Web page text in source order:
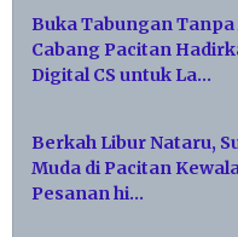
Buka Tabungan
Cabang Pacitan
Digital CS untuk La…
Berkah Libur Nataru,
Muda di Pacitan
Pesanan hi…